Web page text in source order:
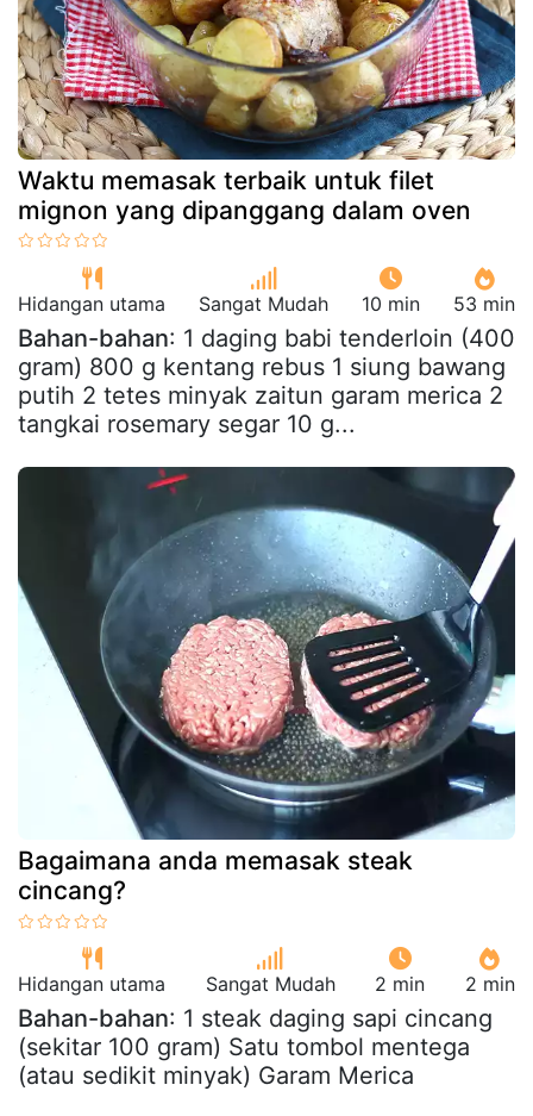
Waktu memasak terbaik untuk filet
mignon yang dipanggang dalam oven
Hidangan utama Sangat Mudah 10 min 53 min
Bahan-bahan: 1 daging babi tenderloin (400
gram) 800 g kentang rebus 1 siung bawang
putih 2 tetes minyak zaitun garam merica 2
tangkai rosemary segar 10 g...
Bagaimana anda memasak steak
cincang?
Hidangan utama Sangat Mudah 2 min 2 min
Bahan-bahan: 1 steak daging sapi cincang
(sekitar 100 gram) Satu tombol mentega
(atau sedikit minyak) Garam Merica